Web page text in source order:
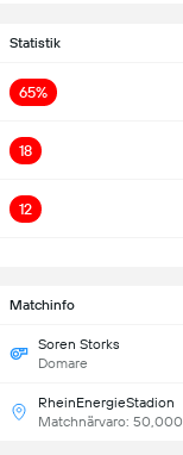
Statistik
65%
18
12
Matchinfo
Soren Storks
Domare
RheinEnergieStadion
Matchnärvaro: 50,000